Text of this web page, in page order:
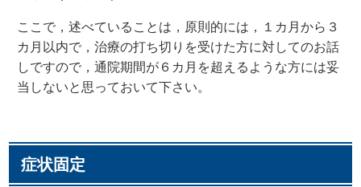
ここで，述べていることは，原則的には，１カ月から３
カ月以内で，治療の打ち切りを受けた方に対してのお話
しですので，通院期間が６カ月を超えるような方には妥
当しないと思っておいて下さい。
症状固定